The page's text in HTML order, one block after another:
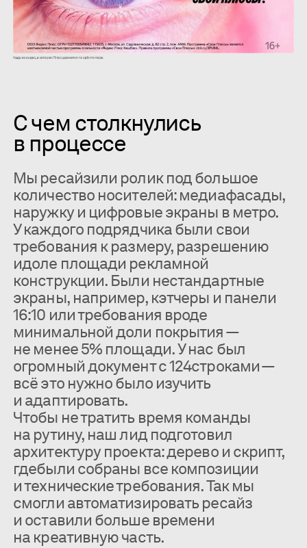
С чем столкнулись
в процессе
Мы ресайзили ролик под большое
количество носителей: медиафасады,
наружку и цифровые экраны в метро.
У каждого подрядчика были свои
требования к размеру, разрешению
идоле площади рекламной
конструкции. Были нестандартные
экраны, например, кэтчеры и панели
16:10 или требования вроде
минимальной доли покрытия —
не менее 5% площади. У нас был
огромный документ с 124строками —
всё это нужно было изучить
и адаптировать.
Чтобы не тратить время команды
на рутину, наш лид подготовил
архитектуру проекта: дерево и скрипт,
гдебыли собраны все композиции
и технические требования. Так мы
смогли автоматизировать ресайз
и оставили больше времени
на креативную часть.